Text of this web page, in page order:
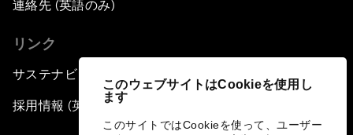
このウェブサイトはCookieを使用し
ます
このサイトではCookieを使って、ユーザー
連絡先 (英語のみ)
リンク
サステナビリティへの取り組み
採用情報 (英語のみ)